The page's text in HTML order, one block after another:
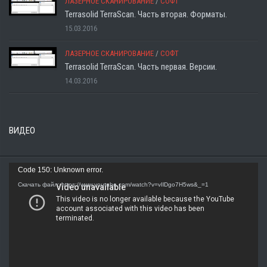
Terrasolid TerraScan. Часть вторая. Форматы.
15.03.2016
ЛАЗЕРНОЕ СКАНИРОВАНИЕ / СОФТ
Terrasolid TerraScan. Часть первая. Версии.
14.03.2016
ВИДЕО
Видеоплеер
Code 150: Unknown error.
Скачать файл: https://www.youtube.com/watch?v=vIlDgo7H5ws&_=1